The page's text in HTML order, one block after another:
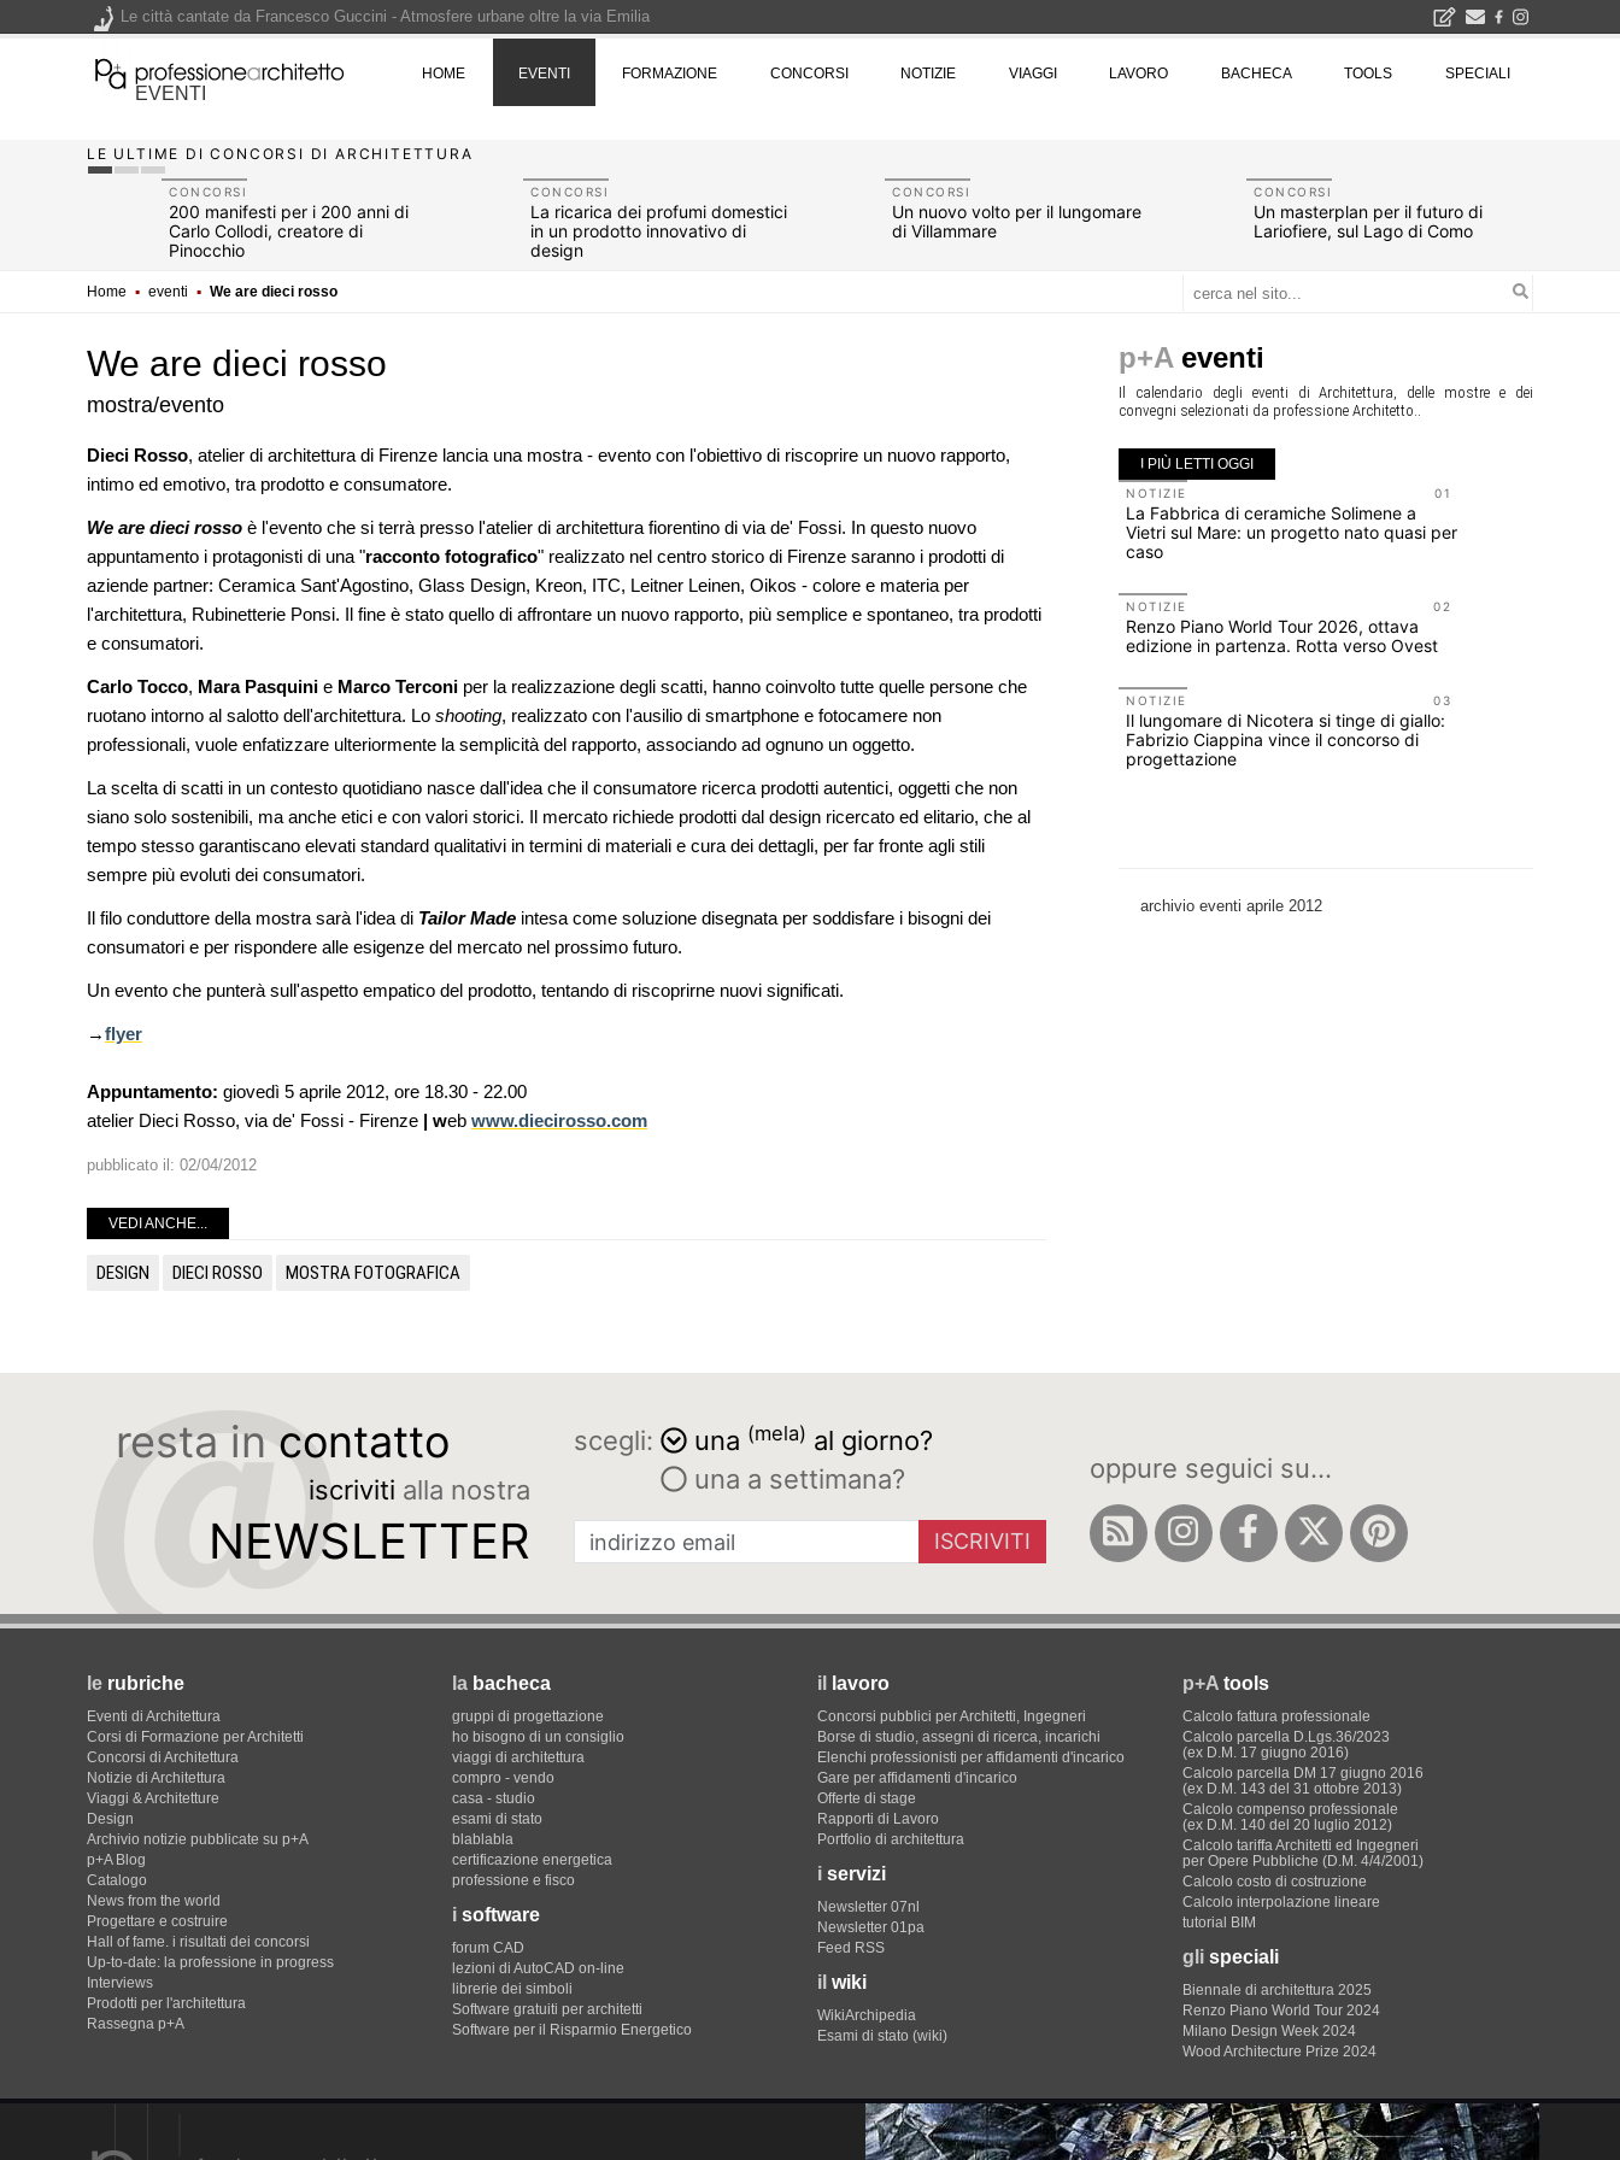
EVENTI
HOME EVENTI FORMAZIONE CONCORSI NOTIZIE VIAGGI LAVORO BACHECA TOOLS SPECIALI
LE ULTIME DI CONCORSI DI ARCHITETTURA
CONCORSI
200 manifesti per i 200 anni di
Carlo Collodi, creatore di
Pinocchio
CONCORSI
La ricarica dei profumi domestici
in un prodotto innovativo di
design
CONCORSI
Un nuovo volto per il lungomare
di Villammare
CONCORSI
Un masterplan per il futuro di
Lariofiere, sul Lago di Como
Home ▪ eventi ▪ We are dieci rosso
We are dieci rosso
mostra/evento
Dieci Rosso, atelier di architettura di Firenze lancia una mostra - evento con l'obiettivo di riscoprire un nuovo rapporto,
intimo ed emotivo, tra prodotto e consumatore.
We are dieci rosso è l'evento che si terrà presso l'atelier di architettura fiorentino di via de' Fossi. In questo nuovo
appuntamento i protagonisti di una "racconto fotografico" realizzato nel centro storico di Firenze saranno i prodotti di
aziende partner: Ceramica Sant'Agostino, Glass Design, Kreon, ITC, Leitner Leinen, Oikos - colore e materia per
l'architettura, Rubinetterie Ponsi. Il fine è stato quello di affrontare un nuovo rapporto, più semplice e spontaneo, tra prodotti
e consumatori.
Carlo Tocco, Mara Pasquini e Marco Terconi per la realizzazione degli scatti, hanno coinvolto tutte quelle persone che
ruotano intorno al salotto dell'architettura. Lo shooting, realizzato con l'ausilio di smartphone e fotocamere non
professionali, vuole enfatizzare ulteriormente la semplicità del rapporto, associando ad ognuno un oggetto.
La scelta di scatti in un contesto quotidiano nasce dall'idea che il consumatore ricerca prodotti autentici, oggetti che non
siano solo sostenibili, ma anche etici e con valori storici. Il mercato richiede prodotti dal design ricercato ed elitario, che al
tempo stesso garantiscano elevati standard qualitativi in termini di materiali e cura dei dettagli, per far fronte agli stili
sempre più evoluti dei consumatori.
Il filo conduttore della mostra sarà l'idea di Tailor Made intesa come soluzione disegnata per soddisfare i bisogni dei
consumatori e per rispondere alle esigenze del mercato nel prossimo futuro.
Un evento che punterà sull'aspetto empatico del prodotto, tentando di riscoprirne nuovi significati.
→flyer
Appuntamento: giovedì 5 aprile 2012, ore 18.30 - 22.00
atelier Dieci Rosso, via de' Fossi - Firenze | web www.diecirosso.com
pubblicato il: 02/04/2012
VEDI ANCHE...
DESIGN DIECI ROSSO MOSTRA FOTOGRAFICA
p+A eventi
Il calendario degli eventi di Architettura, delle mostre e dei
convegni selezionati da professione Architetto..
I PIÙ LETTI OGGI
EVENTI
attraverso suoli permeabili, gestione
dell'acqua e resilienza climatica
FORMAZIONE
I Cantieri by LandWorks 2026,
09
CONCORSI
Un nuovo volto per il lungomare di
accordi quadro da 219 milioni per servizi
di architettura
11
EVENTI
Con Carlo Scarpa lungo l'Italia: tre
CONCORSI
La ricarica dei profumi domestici in un
prodotto innovativo di design
01
NOTIZIE
La Fabbrica di ceramiche Solimene a
Vietri sul Mare: un progetto nato quasi per
caso
02
NOTIZIE
Renzo Piano World Tour 2026, ottava
edizione in partenza. Rotta verso Ovest
03
NOTIZIE
Il lungomare di Nicotera si tinge di giallo:
Fabrizio Ciappina vince il concorso di
progettazione
archivio eventi aprile 2012
resta in contatto
iscriviti alla nostra
NEWSLETTER
scegli: una (mela) al giorno?
una a settimana?
ISCRIVITI
oppure seguici su...
le rubriche
Eventi di Architettura
Corsi di Formazione per Architetti
Concorsi di Architettura
Notizie di Architettura
Viaggi & Architetture
Design
Archivio notizie pubblicate su p+A
p+A Blog
Catalogo
News from the world
Progettare e costruire
Hall of fame. i risultati dei concorsi
Up-to-date: la professione in progress
Interviews
Prodotti per l'architettura
Rassegna p+A
la bacheca
gruppi di progettazione
ho bisogno di un consiglio
viaggi di architettura
compro - vendo
casa - studio
esami di stato
blablabla
certificazione energetica
professione e fisco
i software
forum CAD
lezioni di AutoCAD on-line
librerie dei simboli
Software gratuiti per architetti
Software per il Risparmio Energetico
il lavoro
Concorsi pubblici per Architetti, Ingegneri
Borse di studio, assegni di ricerca, incarichi
Elenchi professionisti per affidamenti d'incarico
Gare per affidamenti d'incarico
Offerte di stage
Rapporti di Lavoro
Portfolio di architettura
i servizi
Newsletter 07nl
Newsletter 01pa
Feed RSS
il wiki
WikiArchipedia
Esami di stato (wiki)
p+A tools
Calcolo fattura professionale
Calcolo parcella D.Lgs.36/2023
(ex D.M. 17 giugno 2016)
Calcolo parcella DM 17 giugno 2016
(ex D.M. 143 del 31 ottobre 2013)
Calcolo compenso professionale
(ex D.M. 140 del 20 luglio 2012)
Calcolo tariffa Architetti ed Ingegneri
per Opere Pubbliche (D.M. 4/4/2001)
Calcolo costo di costruzione
Calcolo interpolazione lineare
tutorial BIM
gli speciali
Biennale di architettura 2025
Renzo Piano World Tour 2024
Milano Design Week 2024
Wood Architecture Prize 2024
Le città cantate da Francesco Guccini - Atmosfere urbane oltre la via Emilia
200 manifesti per i 200 anni di Carlo Collodi, creatore di Pinocchio - Call di grafica promossa dal Museo MAGMA per la realizzazione di una mostra